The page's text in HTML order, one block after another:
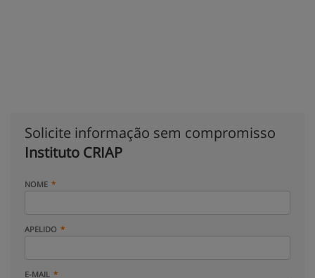
Solicite informação sem compromisso
Instituto CRIAP
NOME
APELIDO
E-MAIL